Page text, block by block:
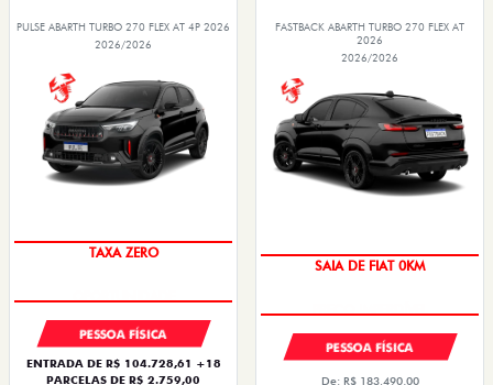
PULSE ABARTH TURBO 270 FLEX AT 4P 2026
2026/2026
TAXA ZERO
PESSOA FÍSICA
ENTRADA DE R$ 104.728,61 +18
PARCELAS DE R$ 2.759,00
FASTBACK ABARTH TURBO 270 FLEX AT
2026
2026/2026
SAIA DE FIAT 0KM
PESSOA FÍSICA
De: R$ 183.490,00